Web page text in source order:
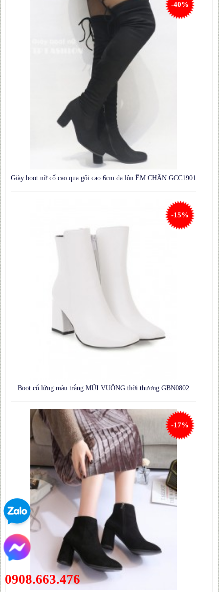
Giày boot nữ cổ cao qua gối cao 6cm da lộn ÊM CHÂN GCC1901
-40%
Boot cổ lửng màu trắng MŨI VUÔNG thời thượng GBN0802
-15%
-17%
0908.663.476